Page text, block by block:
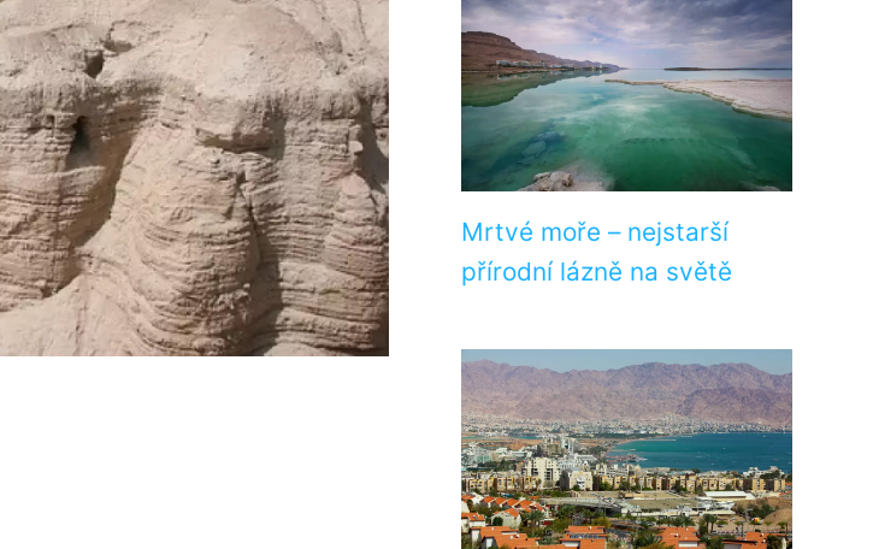
Mrtvé moře – nejstarší
přírodní lázně na světě